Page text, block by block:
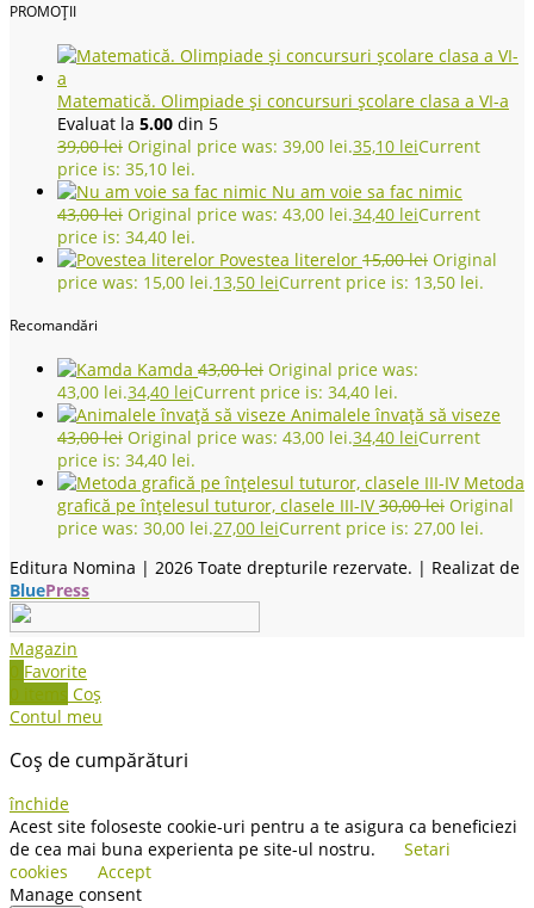
PROMOȚII
Matematică. Olimpiade și concursuri școlare clasa a VI-a
Evaluat la 5.00 din 5
39,00lei Original price was: 39,00 lei.35,10 leiCurrent
price is: 35,10 lei.
Nu am voie sa fac nimic
43,00lei Original price was: 43,00 lei.34,40 leiCurrent
price is: 34,40 lei.
Povestea literelor 15,00lei Original
price was: 15,00 lei.13,50 leiCurrent price is: 13,50 lei.
Recomandări
Kamda 43,00lei Original price was:
43,00 lei.34,40 leiCurrent price is: 34,40 lei.
Animalele învață să viseze
43,00lei Original price was: 43,00 lei.34,40 leiCurrent
price is: 34,40 lei.
Metoda
grafică pe înțelesul tuturor, clasele III-IV30,00lei Original
price was: 30,00 lei.27,00 leiCurrent price is: 27,00 lei.
Editura Nomina | 2026 Toate drepturile rezervate. | Realizat de
BluePress
Magazin
0 Favorite
0 items Coș
Contul meu
Coș de cumpărături
închide
Acest site foloseste cookie-uri pentru a te asigura ca beneficiezi
de cea mai buna experienta pe site-ul nostru.
Setari
cookies
Accept
Manage consent